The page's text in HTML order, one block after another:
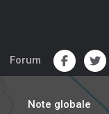
Forum
Note globale